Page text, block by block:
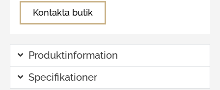
Kontakta butik
Produktinformation
Specifikationer